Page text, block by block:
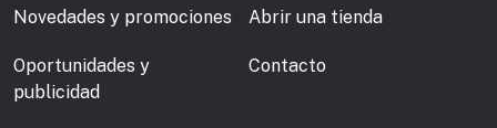
Novedades y promociones Abrir una tienda
Oportunidades y
publicidad
Contacto